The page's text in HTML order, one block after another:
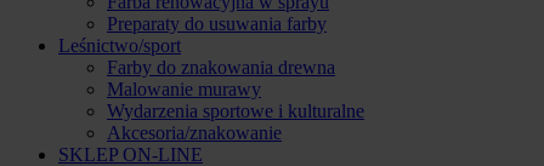
Preparaty do usuwania farby
Leśnictwo/sport
Farby do znakowania drewna
Malowanie murawy
Wydarzenia sportowe i kulturalne
Akcesoria/znakowanie
SKLEP ON-LINE